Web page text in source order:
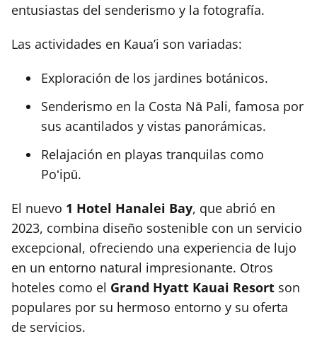
entusiastas del senderismo y la fotografía.
Las actividades en Kaua’i son variadas:
Exploración de los jardines botánicos.
Senderismo en la Costa Nā Pali, famosa por
sus acantilados y vistas panorámicas.
Relajación en playas tranquilas como
Poʻipū.
El nuevo 1 Hotel Hanalei Bay, que abrió en
2023, combina diseño sostenible con un servicio
excepcional, ofreciendo una experiencia de lujo
en un entorno natural impresionante. Otros
hoteles como el Grand Hyatt Kauai Resort son
populares por su hermoso entorno y su oferta
de servicios.